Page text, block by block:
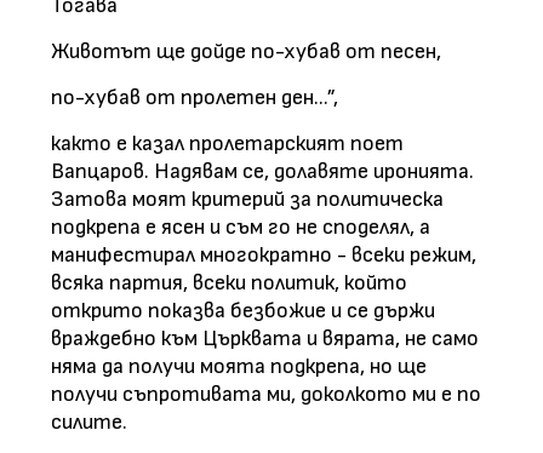
Животът ще дойде по-хубав от песен,
по-хубав от пролетен ден...”,
както е казал пролетарският поет
Вапцаров. Надявам се, долавяте иронията.
Затова моят критерий за политическа
подкрепа е ясен и съм го не споделял, а
манифестирал многократно - всеки режим,
всяка партия, всеки политик, който
открито показва безбожие и се държи
враждебно към Църквата и вярата, не само
няма да получи моята подкрепа, но ще
получи съпротивата ми, доколкото ми е по
силите.